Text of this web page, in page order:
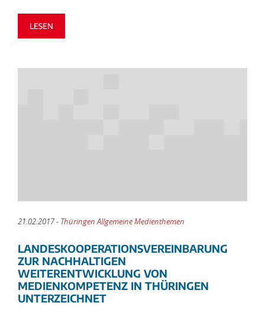
LESEN
21.02.2017 - Thüringen Allgemeine Medienthemen
LANDESKOOPERATIONSVEREINBARUNG
ZUR NACHHALTIGEN
WEITERENTWICKLUNG VON
MEDIENKOMPETENZ IN THÜRINGEN
UNTERZEICHNET